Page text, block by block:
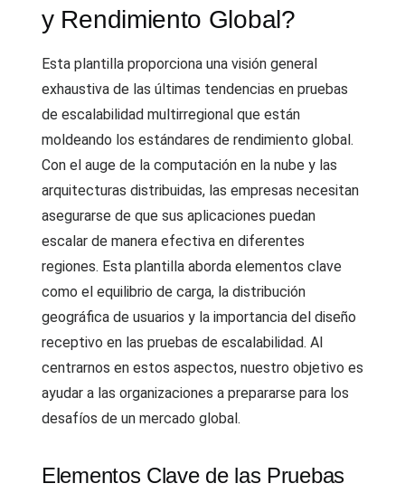
y Rendimiento Global?
Esta plantilla proporciona una visión general
exhaustiva de las últimas tendencias en pruebas
de escalabilidad multirregional que están
moldeando los estándares de rendimiento global.
Con el auge de la computación en la nube y las
arquitecturas distribuidas, las empresas necesitan
asegurarse de que sus aplicaciones puedan
escalar de manera efectiva en diferentes
regiones. Esta plantilla aborda elementos clave
como el equilibrio de carga, la distribución
geográfica de usuarios y la importancia del diseño
receptivo en las pruebas de escalabilidad. Al
centrarnos en estos aspectos, nuestro objetivo es
ayudar a las organizaciones a prepararse para los
desafíos de un mercado global.
Elementos Clave de las Pruebas